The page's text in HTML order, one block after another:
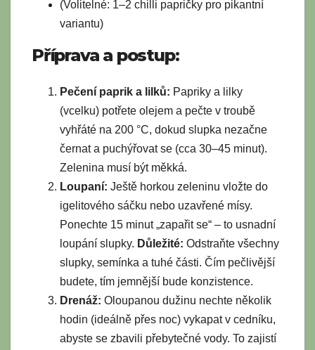
(Volitelné: 1–2 chilli papričky pro pikantní
variantu)
Příprava a postup:
Pečení paprik a lilků: Papriky a lilky
(vcelku) potřete olejem a pečte v troubě
vyhřáté na 200 °C, dokud slupka nezačne
černat a puchýřovat se (cca 30–45 minut).
Zelenina musí být měkká.
Loupaní: Ještě horkou zeleninu vložte do
igelitového sáčku nebo uzavřené mísy.
Ponechte 15 minut „zapařit se“ – to usnadní
loupání slupky. Důležité: Odstraňte všechny
slupky, semínka a tuhé části. Čím pečlivější
budete, tím jemnější bude konzistence.
Drenáž: Oloupanou dužinu nechte několik
hodin (ideálně přes noc) vykapat v cedníku,
abyste se zbavili přebytečné vody. To zajistí